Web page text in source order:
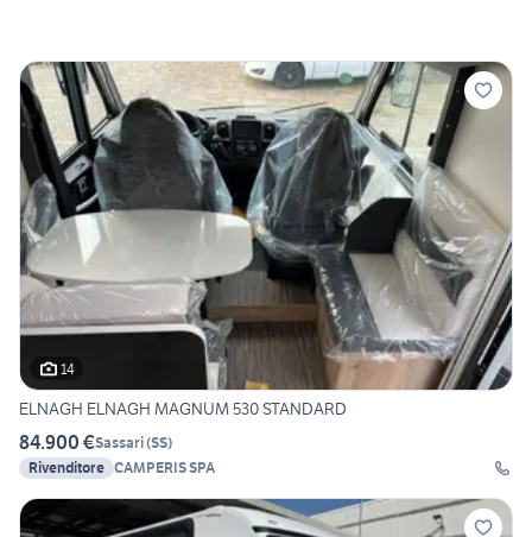
14
ELNAGH ELNAGH MAGNUM 530 STANDARD
84.900 €Sassari(SS)
Rivenditore CAMPERIS SPA